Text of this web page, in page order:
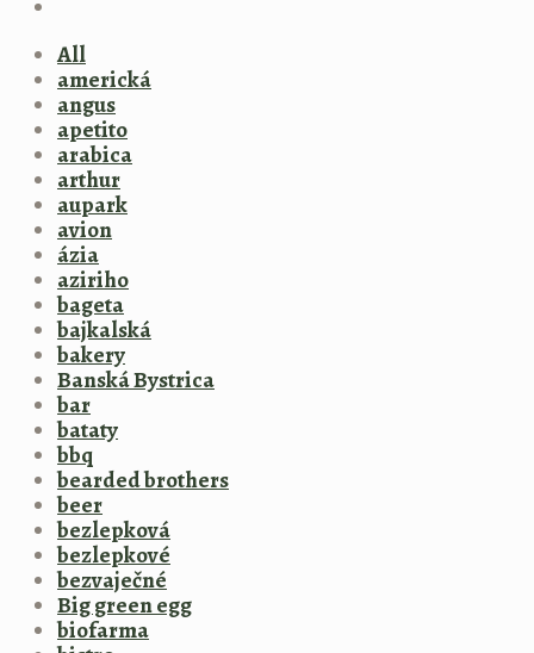
All
americká
angus
apetito
arabica
arthur
aupark
avion
ázia
aziriho
bageta
bajkalská
bakery
Banská Bystrica
bar
bataty
bbq
bearded brothers
beer
bezlepková
bezlepkové
bezvaječné
Big green egg
biofarma